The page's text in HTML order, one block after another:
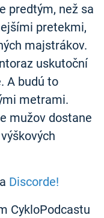
predtým, než sa
pretekmi,
majstrákov.
uskutoční
A budú to
metrami.
mužov dostane
Discorde!
CykloPodcastu